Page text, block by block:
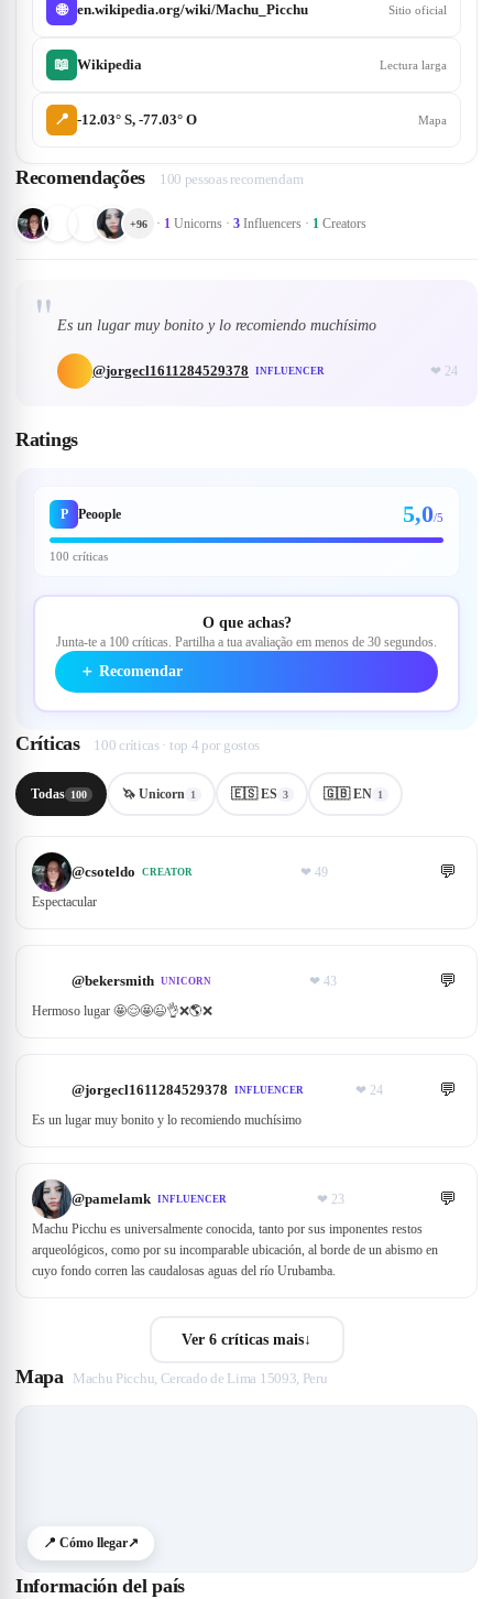
🌐 en.wikipedia.org/wiki/Machu_Picchu Sitio oficial
📖 Wikipedia Lectura larga
📍 -12.03° S, -77.03° O Mapa
Recomendações 100 pessoas recomendam
+96 · 1 Unicorns · 3 Influencers · 1 Creators
" Es un lugar muy bonito y lo recomiendo muchísimo
@jorgecl1611284529378 INFLUENCER ❤ 24
Ratings
P Peoople 5,0/5
100 críticas
O que achas?
Junta-te a 100 críticas. Partilha a tua avaliação em menos de 30 segundos.
＋ Recomendar
Críticas 100 críticas · top 4 por gostos
Todas 100 🦄 Unicorn 1 🇪🇸 ES 3 🇬🇧 EN 1
@csoteldo CREATOR ❤ 49 💬
Espectacular
@bekersmith UNICORN ❤ 43 💬
Hermoso lugar 🤩😌🤩😉👌❌🌎❌
@jorgecl1611284529378 INFLUENCER ❤ 24 💬
Es un lugar muy bonito y lo recomiendo muchísimo
@pamelamk INFLUENCER ❤ 23 💬
Machu Picchu es universalmente conocida, tanto por sus imponentes restos
arqueológicos, como por su incomparable ubicación, al borde de un abismo en
cuyo fondo corren las caudalosas aguas del río Urubamba.
Ver 6 críticas mais↓
Mapa Machu Picchu, Cercado de Lima 15093, Peru
📍 Cómo llegar↗
Información del país